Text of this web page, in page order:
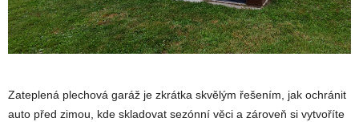
Zateplená plechová garáž je zkrátka skvělým řešením, jak ochránit
auto před zimou, kde skladovat sezónní věci a zároveň si vytvoříte